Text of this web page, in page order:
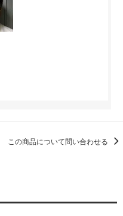
この商品について問い合わせる